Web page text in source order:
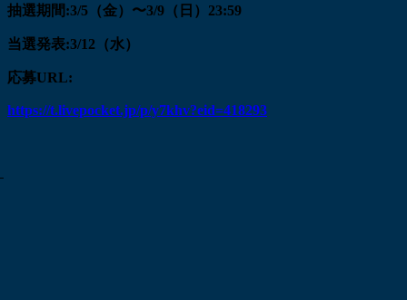
抽選期間:3/5（金）〜3/9（日）23:59
当選発表:3/12（水）
応募URL:
https://t.livepocket.jp/p/y7khv?eid=418293